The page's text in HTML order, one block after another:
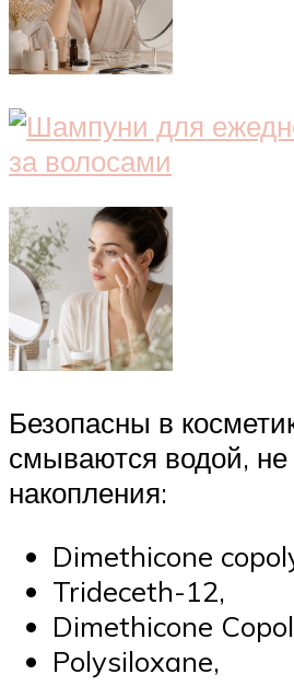
Безопасны в
смываются водой,
накопления:
Dimethicone
Trideceth-12,
Dimethicone
Polysiloxane,